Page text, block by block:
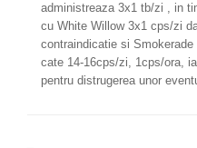
administreaza 3x1 tb/zi , in
cu White Willow 3x1 cps/zi
contraindicatie si
cate 14-16cps/zi, 1cps/ora,
pentru distrugerea unor